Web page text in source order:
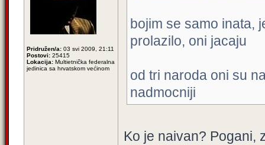
Pridružen/a: 03 svi 2009, 21:11
Postovi: 25415
Lokacija: Multietnička federalna
jedinica sa hrvatskom većinom
bojim se samo inata,
prolazilo, oni jacaju
od tri naroda oni su
nadmocniji
Ko je naivan? Pogani,